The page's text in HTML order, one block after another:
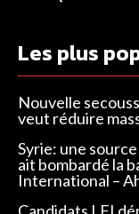
Les plus
Nouvelle
veut réduire
Syrie: une
ait bombardé la
International –
Candidats LFI